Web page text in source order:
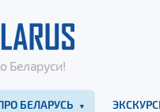
Беларуси!
БЕЛАРУСЬ